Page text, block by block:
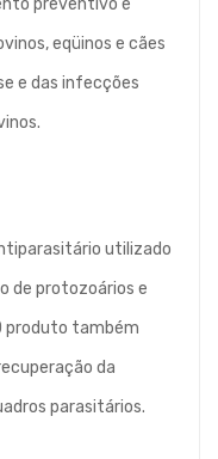
preventivo e
eqüinos e cães
e das infecções
utilizado
de protozoários e
produto também
da
parasitários.